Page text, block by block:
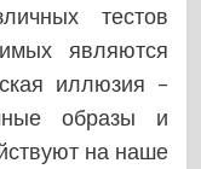
тестов
являются
иллюзия –
образы и
на наше